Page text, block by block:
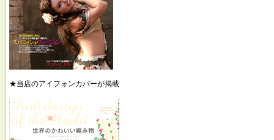
★当店のアイフォンカバーが掲載